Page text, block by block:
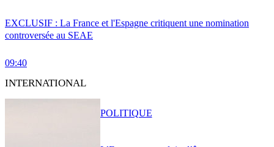
EXCLUSIF : La France et l'Espagne critiquent une nomination
controversée au SEAE
09:40
INTERNATIONAL
POLITIQUE